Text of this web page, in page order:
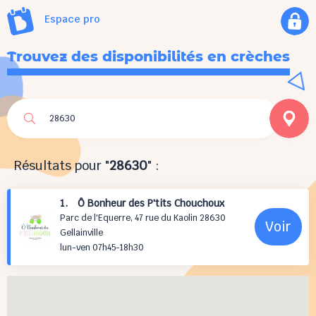
Espace pro
Trouvez des disponibilités en crèches
Résultats pour "28630" :
1. Ô Bonheur des P'tits Chouchoux
Parc de l'Equerre, 47 rue du Kaolin 28630
Gellainville
lun-ven 07h45-18h30
Voir